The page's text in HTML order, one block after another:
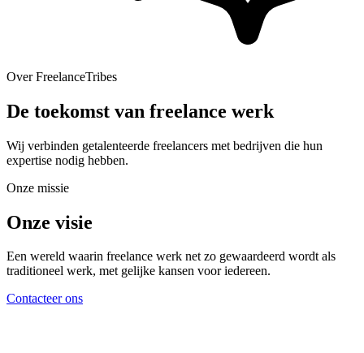
Over FreelanceTribes
De toekomst van freelance werk
Wij verbinden getalenteerde freelancers met bedrijven die hun
expertise nodig hebben.
Onze missie
Onze visie
Een wereld waarin freelance werk net zo gewaardeerd wordt als
traditioneel werk, met gelijke kansen voor iedereen.
Contacteer ons